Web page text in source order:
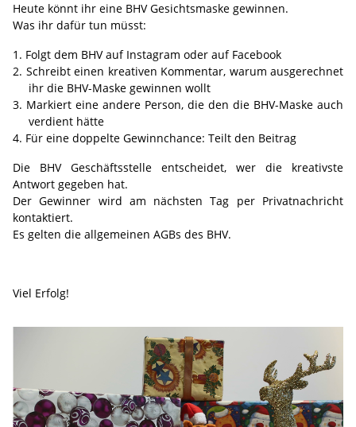
Heute könnt ihr eine BHV Gesichtsmaske gewinnen.
Was ihr dafür tun müsst:
Folgt dem BHV auf Instagram oder auf Facebook
Schreibt einen kreativen Kommentar, warum ausgerechnet
ihr die BHV-Maske gewinnen wollt
Markiert eine andere Person, die den die BHV-Maske auch
verdient hätte
Für eine doppelte Gewinnchance: Teilt den Beitrag
Die BHV Geschäftsstelle entscheidet, wer die kreativste
Antwort gegeben hat.
Der Gewinner wird am nächsten Tag per Privatnachricht
kontaktiert.
Es gelten die allgemeinen AGBs des BHV.
Viel Erfolg!